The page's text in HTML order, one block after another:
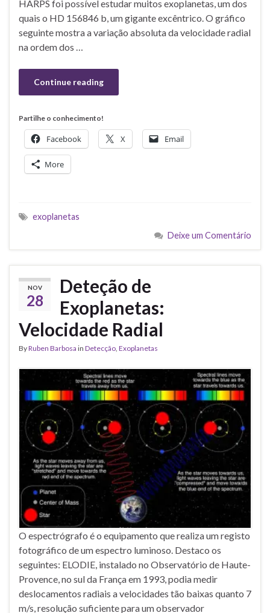
HARPS foi possível estudar muitos exoplanetas, um dos
quais o HD 156846 b, um gigante excêntrico. O gráfico
seguinte mostra a variação absoluta da velocidade radial
na ordem dos …
Continue reading
Partilhe o conhecimento!
Facebook X Email
More
exoplanetas
Deixe um Comentário
NOV
28
Deteção de
Exoplanetas:
Velocidade Radial
ByRuben Barbosa in Detecção, Exoplanetas
O espectrógrafo é o equipamento que realiza um registo
fotográfico de um espectro luminoso. Destaco os
seguintes: ELODIE, instalado no Observatório de Haute-
Provence, no sul da França em 1993, podia medir
deslocamentos radiais a velocidades tão baixas quanto 7
m/s, resolução suficiente para um observador